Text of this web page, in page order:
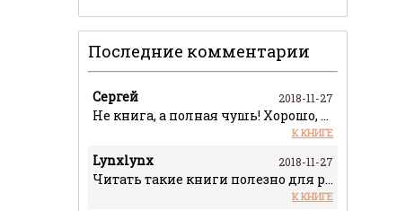
Последние комментарии
Сергей 2018-11-27
Не книга, а полная чушь! Хорошо, что чит
К КНИГЕ
Lynxlynx 2018-11-27
Читать такие книги полезно для расширени
К КНИГЕ